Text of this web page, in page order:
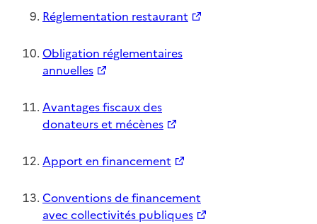
Réglementation restaurant
Obligation réglementaires
annuelles
Avantages fiscaux des
donateurs et mécènes
Apport en financement
Conventions de financement
avec collectivités publiques